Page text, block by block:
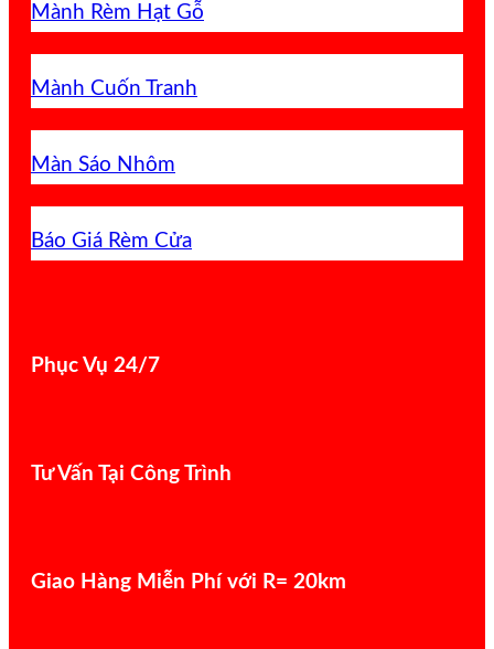
Mành Rèm Hạt Gỗ
Mành Cuốn Tranh
Màn Sáo Nhôm
Báo Giá Rèm Cửa
Phục Vụ 24/7
Tư Vấn Tại Công Trình
Giao Hàng Miễn Phí với R= 20km